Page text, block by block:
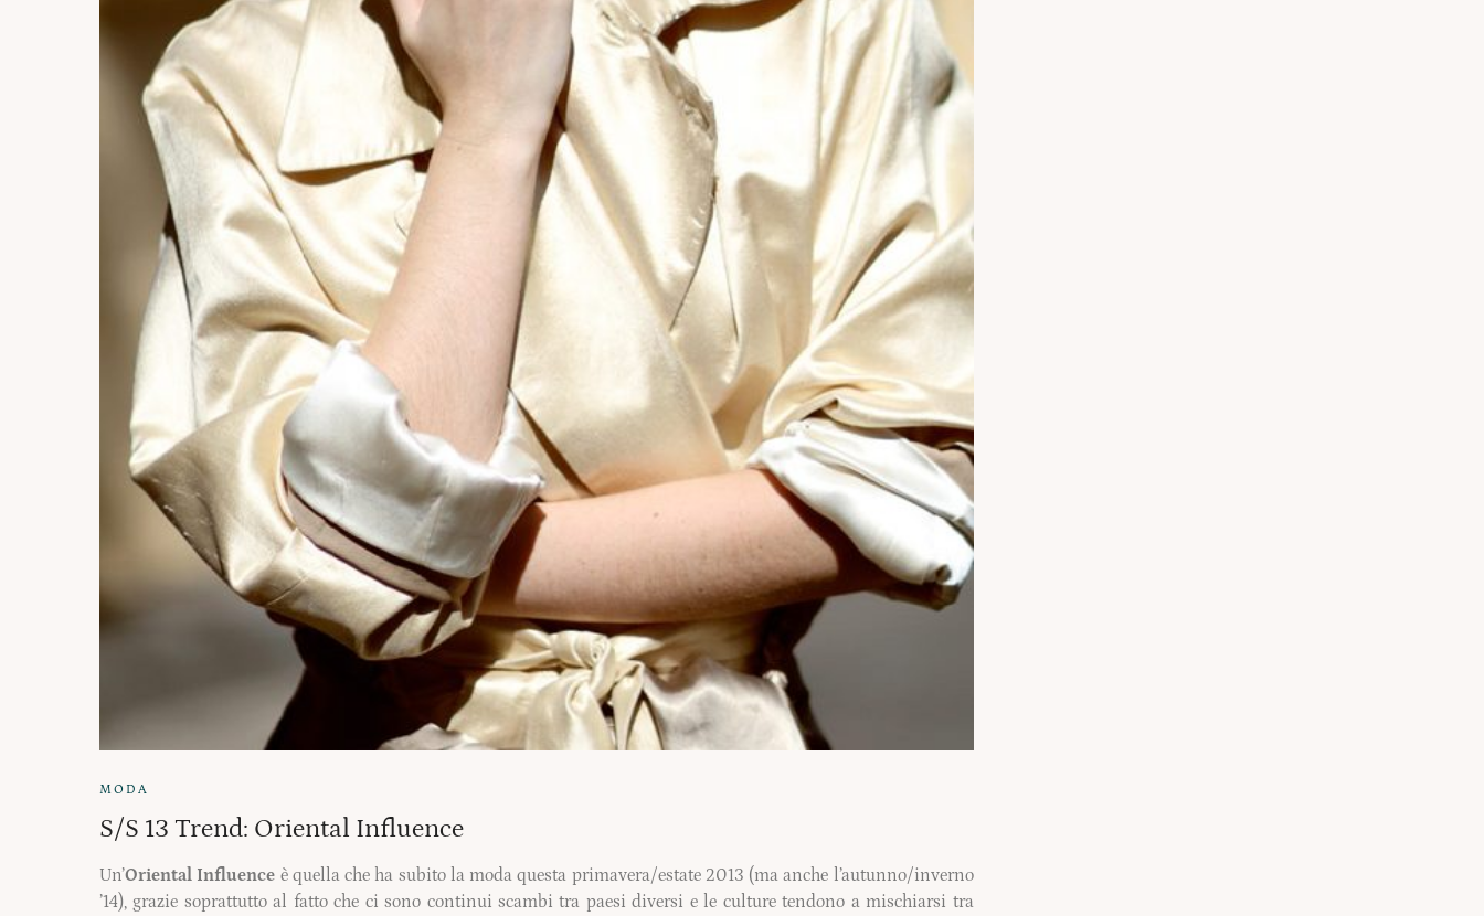
MODA
S/S 13 Trend: Oriental Influence
Un’Oriental Influence è quella che ha subito la moda questa primavera/estate 2013 (ma anche l’autunno/inverno
’14), grazie soprattutto al fatto che ci sono continui scambi tra paesi diversi e le culture tendono a mischiarsi tra